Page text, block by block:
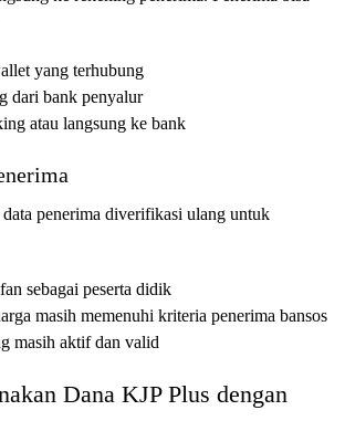
yang terhubung
dari bank penyalur
atau langsung ke bank
data penerima diverifikasi ulang untuk
sebagai peserta didik
masih memenuhi kriteria penerima bansos
masih aktif dan valid
Dana KJP Plus dengan